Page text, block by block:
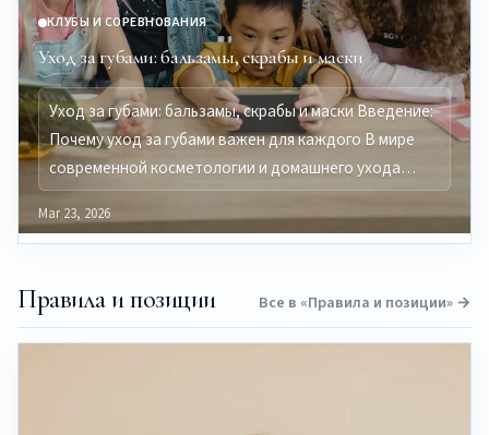
КЛУБЫ И СОРЕВНОВАНИЯ
Уход за губами: бальзамы, скрабы и маски
Уход за губами: бальзамы, скрабы и маски Введение:
Почему уход за губами важен для каждого В мире
современной косметологии и домашнего ухода…
Mar 23, 2026
Правила и позиции Все в «Правила и позиции» →